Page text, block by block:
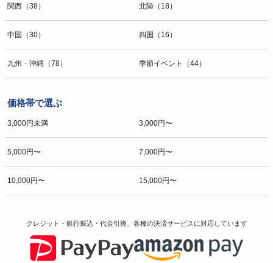
関西（38） 北陸（18）
中国（30） 四国（16）
九州・沖縄（78） 季節イベント（44）
価格帯で選ぶ
3,000円未満 3,000円〜
5,000円〜 7,000円〜
10,000円〜 15,000円〜
クレジット・銀行振込・代金引換、各種の決済サービスに対応しています